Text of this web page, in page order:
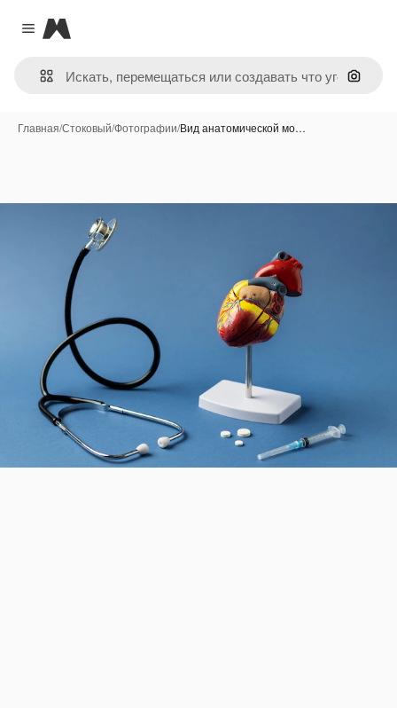
Close menu
Magnific
Поиск
Главная/Стоковый/Фотографии/Вид анатомической мо…